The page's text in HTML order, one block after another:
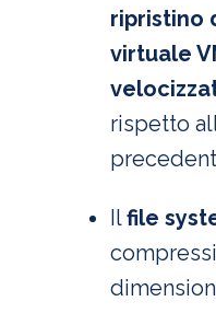
ripristino
virtuale
rispetto
Ilfile